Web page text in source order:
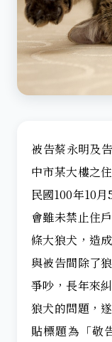
被告蔡永明及
中市某大樓之
民國100年10
會雖未禁止住
條大狼犬，造
與被告間除了
爭吵，長年來
狼犬的問題，
貼標題為「敬